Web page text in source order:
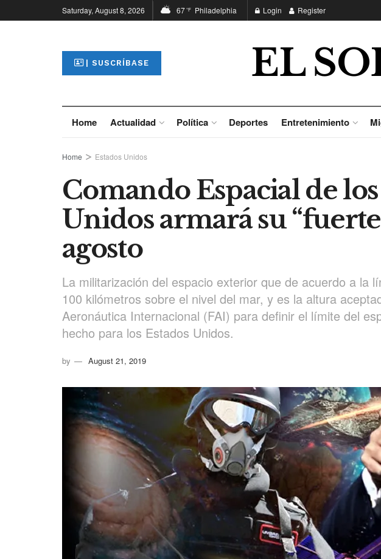
Saturday, August 8, 2026 67°F Philadelphia Login Register
| SUSCRÍBASE EL
Home Actualidad Política Deportes Entretenimiento
Home Estados Unidos
Comando Espacial de
Unidos armará su
agosto
La militarización del espacio exterior que de acuerdo a la
100 kilómetros sobre el nivel del mar, y es la altura
Aeronáutica Internacional (FAI) para definir el límite del
hecho para los Estados Unidos.
by August 21, 2019